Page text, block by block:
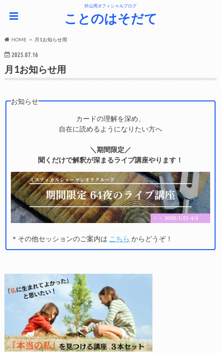
外山周オフィシャルブログ
ことのはそだて
HOME 月1お知らせ用
2025.07.16
月1お知らせ用
お知らせ
カードの理解を深め、
自在に読めるようになりたい方へ
＼期間限定／
聞くだけで解釈が深まるライブ講座やります！
＊その他セッションのご案内は こちら からどうぞ！